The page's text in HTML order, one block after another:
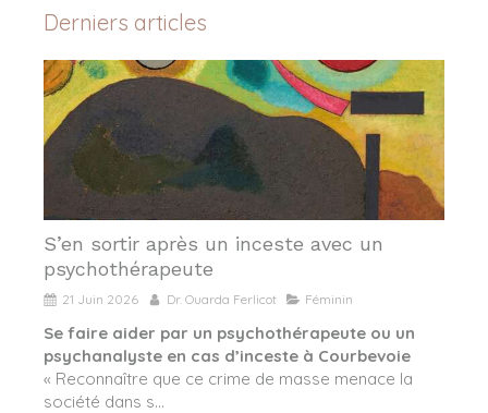
Derniers articles
S’en sortir après un inceste avec un
psychothérapeute
21 Juin 2026 Dr. Ouarda Ferlicot Féminin
Se faire aider par un psychothérapeute ou un
psychanalyste en cas d’inceste à Courbevoie
« Reconnaître que ce crime de masse menace la
société dans s...